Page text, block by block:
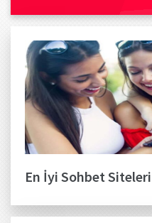
En İyi Sohbet